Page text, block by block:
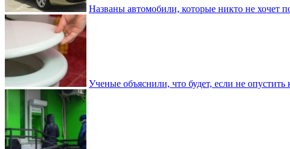
Названы автомобили, которые никто не хочет
Ученые объяснили, что будет, если не